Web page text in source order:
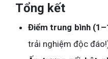
Tổng kết
Điểm trung bình
trải nghiệm độc